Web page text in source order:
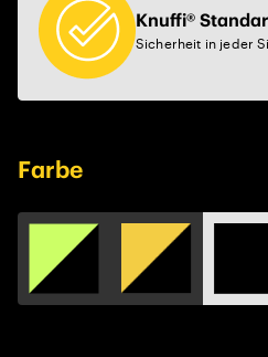
Knuffi®
Sicherheit in jeder
Farbe